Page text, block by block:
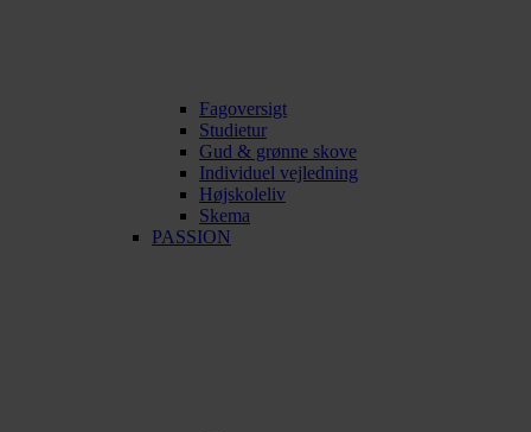
Fagoversigt
Studietur
Gud & grønne skove
Individuel vejledning
Højskoleliv
Skema
PASSION